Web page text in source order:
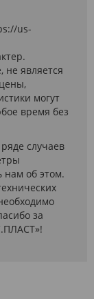
us-
не является
могут
время без
случаев
нам об этом.
за